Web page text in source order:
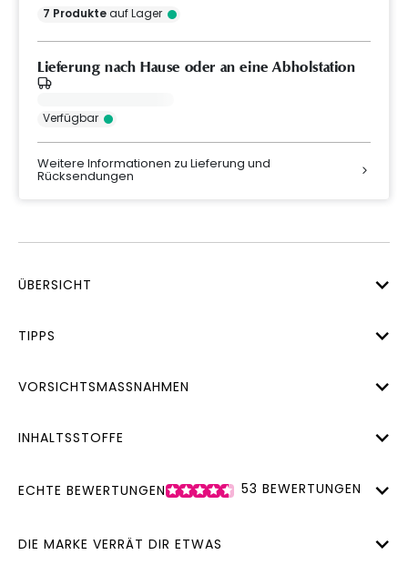
7 Produkteauf Lager
Lieferung nach Hause oder an eine Abholstation
Verfügbar
Weitere Informationen zu Lieferung und
Rücksendungen
ÜBERSICHT
TIPPS
VORSICHTSMASSNAHMEN
INHALTSSTOFFE
ECHTE BEWERTUNGEN 53 BEWERTUNGEN
DIE MARKE VERRÄT DIR ETWAS